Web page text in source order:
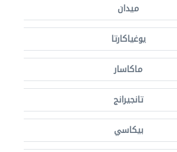
ميدان
يوغياكارتا
ماكاسار
تانجيرانج
بيكاسي